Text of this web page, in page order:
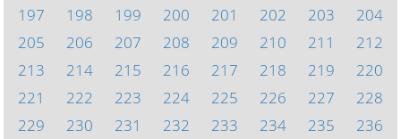
197
198 199 200 201 202 203
204
205
206 207 208 209 210 211
212
213
214 215 216 217 218 219
220
221
222 223 224 225 226 227
228
229
230 231 232 233 234 235
236